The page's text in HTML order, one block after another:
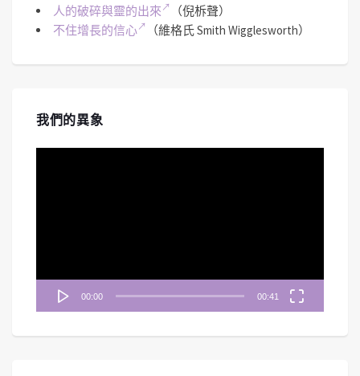
人的破碎與靈的出來
（倪柝聲）
不住增長的信心
（維格氏 Smith Wigglesworth）
我們的異象
00:00 00:41